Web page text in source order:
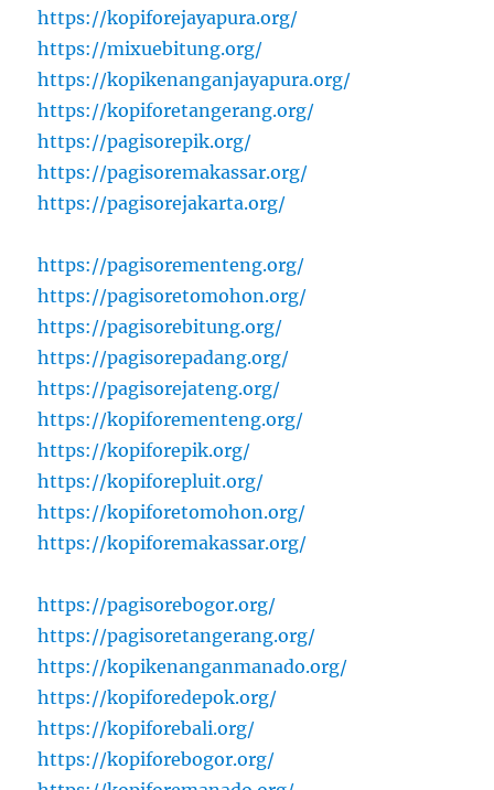
https://kopiforejayapura.org/
https://mixuebitung.org/
https://kopikenanganjayapura.org/
https://kopiforetangerang.org/
https://pagisorepik.org/
https://pagisoremakassar.org/
https://pagisorejakarta.org/
https://pagisorementeng.org/
https://pagisoretomohon.org/
https://pagisorebitung.org/
https://pagisorepadang.org/
https://pagisorejateng.org/
https://kopiforementeng.org/
https://kopiforepik.org/
https://kopiforepluit.org/
https://kopiforetomohon.org/
https://kopiforemakassar.org/
https://pagisorebogor.org/
https://pagisoretangerang.org/
https://kopikenanganmanado.org/
https://kopiforedepok.org/
https://kopiforebali.org/
https://kopiforebogor.org/